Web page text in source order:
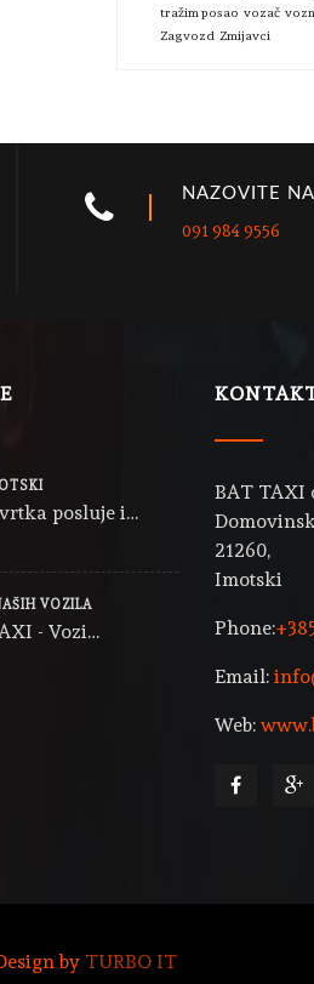
tražim posao vozač
Zagvozd Zmijavci
NAZOVITE
091 984 9556
posluje i…
VOZILA
- Vozi…
BAT TAXI
21260,
Imotski
Phone:
Email:
Web:
by TURBO IT